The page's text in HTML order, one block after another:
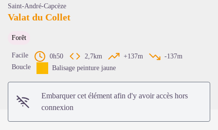
Saint-André-Capcèze
Valat du Collet
Forêt
Facile 0h50 2,7km +137m
-137m
Boucle
Balisage peinture jaune
Embarquer cet élément afin d'y avoir accès hors
connexion